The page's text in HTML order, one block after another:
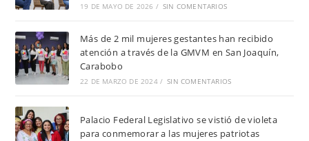
19 DE MAYO DE 2026 / SIN COMENTARIOS
Más de 2 mil mujeres gestantes han recibido
atención a través de la GMVM en San Joaquín,
Carabobo
22 DE MARZO DE 2024 / SIN COMENTARIOS
Palacio Federal Legislativo se vistió de violeta
para conmemorar a las mujeres patriotas